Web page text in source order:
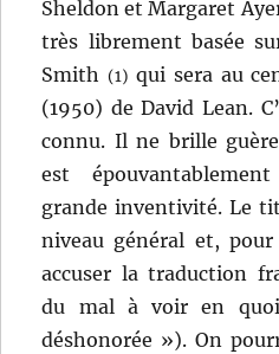
Sheldon et Margaret
très librement basée
Smith (1) qui sera au
(1950) de David Lean.
connu. Il ne brille
est
grande inventivité. Le
niveau général et,
accuser la traduction
du mal à voir en
déshonorée »). On